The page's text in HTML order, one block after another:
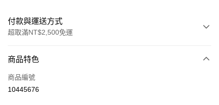
付款與運送方式
超取滿NT$2,500免運
信用卡一次付款
信用卡分期付款
商品特色
商品編號
10445676